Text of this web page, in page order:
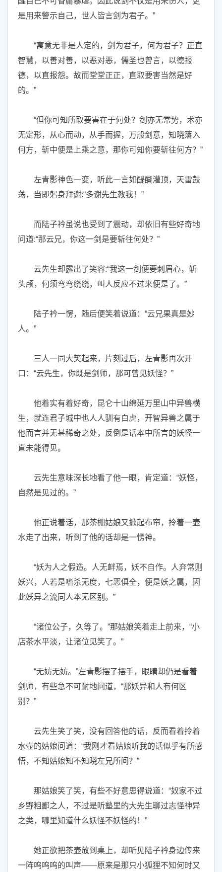
是用来警示自己，世人皆言剑为君子。”
“寓意无非是人定的，剑为君子，何为君子？正直
智慧，以善对善，以恶对恶，儒圣也曾言，以德报
德，以直报怨。故而堂堂正正，直取要害当然是好
的。”
“但你可知所取要害在于何处？剑亦无常势，术亦
无定形，从心而动，从手而握，万般剑意，知晓落入
何方，斩中便是上乘之意，那你可知你要斩往何方？”
左青影神色一变，听此一言如醍醐灌顶，天雷鼓
荡，当即躬身拜谢:“多谢先生教我！”
而陆子衿虽说也受到了震动，却依旧有些好奇地
问道:“那云兄，你这一剑是要斩往何处？”
云先生却露出了笑容:“我这一剑便要刺眉心，斩
头颅，何须弯弯绕绕，叫人反应不过来便是了。”
陆子衿一愣，随后便笑着说道：“云兄果真是妙
人。”
三人一同大笑起来，片刻过后，左青影再次开
口：“云先生，你既是剑师，那可曾见妖怪？”
他着实有着好奇，昆仑十山绵延万里山中异兽横
生，就连君子城中也人人驯有白虎，开智异兽之属于
他而言并无甚稀奇之处，反倒是话本中所言的妖怪一
直未能得见。
云先生意味深长地看了他一眼，肯定道：“妖怪，
自然是见过的。”
他正说着话，那茶棚姑娘又掀起布帘，拎着一壶
水走了出来，听到了他的话却是一愣神。
“妖为人之假造。人无衅焉，妖不自作。人弃常则
妖兴，人若是嗜杀无度，七恶俱全，便是妖之属，因
此妖异之流同人本无区别。”
“诸位公子，久等了。”那姑娘笑着走上前来，“小
店茶水平淡，让诸位见笑了。”
“无妨无妨。”左青影摆了摆手，眼睛却仍是看着
剑师，有些急不可耐地问道，“那妖异和人有何区
别？”
云先生笑了笑，没有回答他的话，反而看着拎着
水壶的姑娘问道：“我刚才看姑娘听我的话似乎有所感
悟，不知姑娘知不知晓左兄所问？”
那姑娘笑了笑，有些不好意思得说道：“奴家不过
乡野粗鄙之人，不过是听塾里的大先生聊过志怪神异
之类，哪里知道什么妖怪不妖怪的！”
她正欲把茶壶放到桌上，却听见陆子衿身边传来
一阵呜呜呜的叫声——原来是那只小狐狸不知何时又